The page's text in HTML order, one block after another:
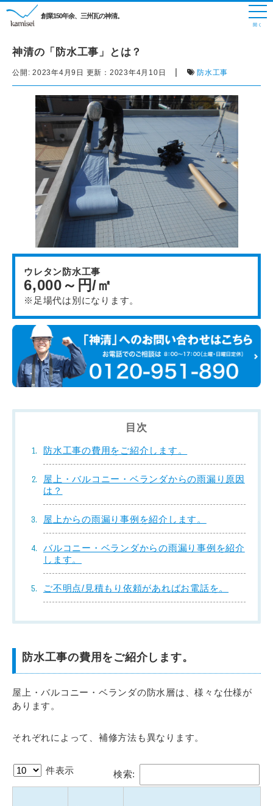
創業150年余、三州瓦の神清。
神清の「防水工事」とは？
公開: 2023年4月9日 更新： 2023年4月10日 | 防水工事
ウレタン防水工事
6,000～円/㎡
※足場代は別になります。
目次
防水工事の費用をご紹介します。
屋上・バルコニー・ベランダからの雨漏り原因
は？
屋上からの雨漏り事例を紹介します。
バルコニー・ベランダからの雨漏り事例を紹介
します。
ご不明点/見積もり依頼があればお電話を。
防水工事の費用をご紹介します。
屋上・バルコニー・ベランダの防水層は、様々な仕様が
あります。
それぞれによって、補修方法も異なります。
件表示 検索: